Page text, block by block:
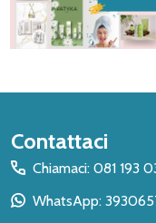
Inizio
del
piè
Contattaci
Chiamaci: 081 193
WhatsApp: